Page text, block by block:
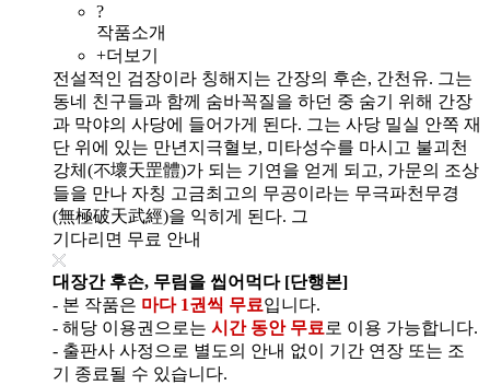
?
작품소개
+더보기
전설적인 검장이라 칭해지는 간장의 후손, 간천유. 그는
동네 친구들과 함께 숨바꼭질을 하던 중 숨기 위해 간장
과 막야의 사당에 들어가게 된다. 그는 사당 밀실 안쪽 재
단 위에 있는 만년지극혈보, 미타성수를 마시고 불괴천
강체(不壞天罡體)가 되는 기연을 얻게 되고, 가문의 조상
들을 만나 자칭 고금최고의 무공이라는 무극파천무경
(無極破天武經)을 익히게 된다. 그
기다리면 무료 안내
대장간 후손, 무림을 씹어먹다 [단행본]
- 본 작품은 마다 1권씩 무료입니다.
- 해당 이용권으로는 시간 동안 무료 로 이용 가능합니다.
- 출판사 사정으로 별도의 안내 없이 기간 연장 또는 조
기 종료될 수 있습니다.